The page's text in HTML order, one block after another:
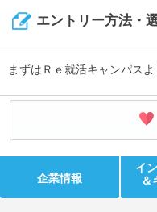
エントリー方法・
まずはＲｅ就活キャンパス
企業情報
イ
＆